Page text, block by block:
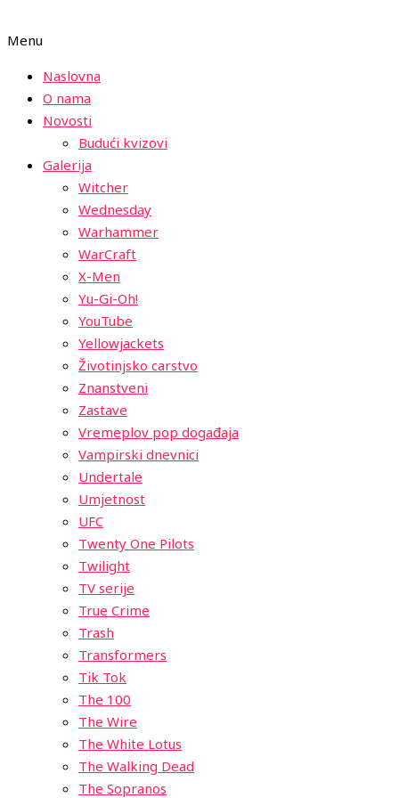
Menu
Naslovna
O nama
Novosti
Budući kvizovi
Galerija
Witcher
Wednesday
Warhammer
WarCraft
X-Men
Yu-Gi-Oh!
YouTube
Yellowjackets
Životinjsko carstvo
Znanstveni
Zastave
Vremeplov pop događaja
Vampirski dnevnici
Undertale
Umjetnost
UFC
Twenty One Pilots
Twilight
TV serije
True Crime
Trash
Transformers
Tik Tok
The 100
The Wire
The White Lotus
The Walking Dead
The Sopranos